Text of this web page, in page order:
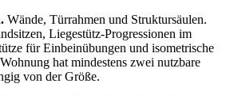
Wände, Türrahmen und Struktursäulen.
Liegestütz-Progressionen im
für Einbeinübungen und isometrische
hat mindestens zwei nutzbare
von der Größe.